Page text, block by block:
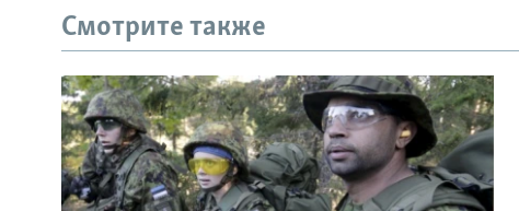
Смотрите также